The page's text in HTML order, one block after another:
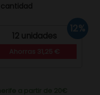
12 unidades
12%